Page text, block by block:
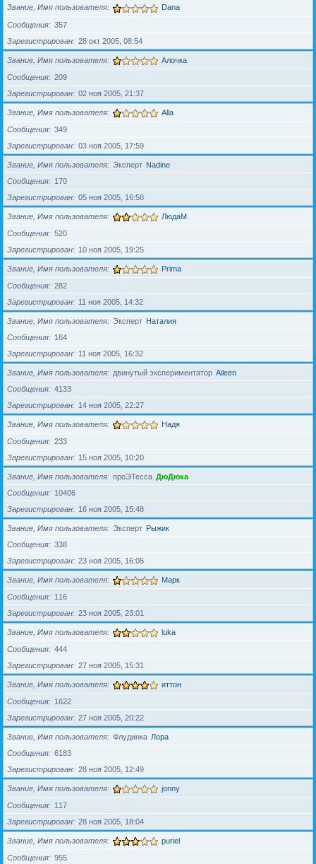
Звание, Имя пользователя Dana
Сообщения
357
Зарегистрирован
28 окт 2005, 08:54
Звание, Имя пользователя Алочка
Сообщения
209
Зарегистрирован
02 ноя 2005, 21:37
Звание, Имя пользователя Alla
Сообщения
349
Зарегистрирован
03 ноя 2005, 17:59
Звание, Имя пользователя Эксперт Nadine
Сообщения
170
Зарегистрирован
05 ноя 2005, 16:58
Звание, Имя пользователя ЛюдаМ
Сообщения
520
Зарегистрирован
10 ноя 2005, 19:25
Звание, Имя пользователя Prima
Сообщения
282
Зарегистрирован
11 ноя 2005, 14:32
Звание, Имя пользователя Эксперт Наталия
Сообщения
164
Зарегистрирован
11 ноя 2005, 16:32
Звание, Имя пользователя двинутый экспериментатор Aileen
Сообщения
4133
Зарегистрирован
14 ноя 2005, 22:27
Звание, Имя пользователя Надя
Сообщения
233
Зарегистрирован
15 ноя 2005, 10:20
Звание, Имя пользователя проЭТесса ДюДюка
Сообщения
10406
Зарегистрирован
16 ноя 2005, 15:48
Звание, Имя пользователя Эксперт Рыжик
Сообщения
338
Зарегистрирован
23 ноя 2005, 16:05
Звание, Имя пользователя Марк
Сообщения
116
Зарегистрирован
23 ноя 2005, 23:01
Звание, Имя пользователя luka
Сообщения
444
Зарегистрирован
27 ноя 2005, 15:31
Звание, Имя пользователя иттон
Сообщения
1622
Зарегистрирован
27 ноя 2005, 20:22
Звание, Имя пользователя Флудинка Лора
Сообщения
6183
Зарегистрирован
28 ноя 2005, 12:49
Звание, Имя пользователя jonny
Сообщения
117
Зарегистрирован
28 ноя 2005, 18:04
Звание, Имя пользователя puriel
Сообщения
955